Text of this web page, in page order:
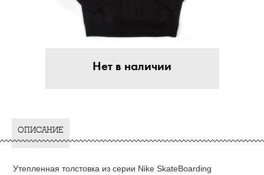
Нет в наличии
ОПИСАНИЕ
Утепленная толстовка из серии Nike SkateBoarding